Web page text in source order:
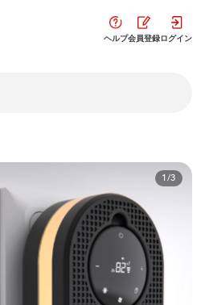
ヘルプ会員登録ログイン
1/3